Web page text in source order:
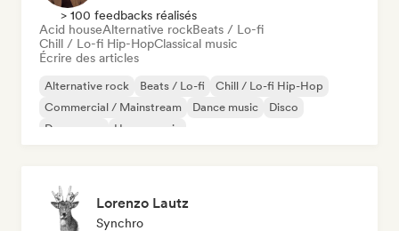
> 100 feedbacks réalisés
Acid houseAlternative rockBeats / Lo-fi
Chill / Lo-fi Hip-HopClassical music
Écrire des articles
Alternative rock Beats / Lo-fi
Chill / Lo-fi Hip-Hop
Commercial / Mainstream
Dance music
Disco
Dream pop
House music
Lorenzo Lautz
Synchro